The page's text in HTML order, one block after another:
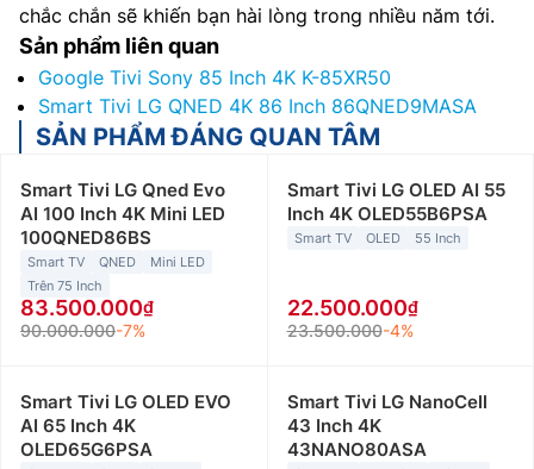
chắc chắn sẽ khiến bạn hài lòng trong nhiều năm tới.
Sản phẩm liên quan
Google Tivi Sony 85 Inch 4K K-85XR50
Smart Tivi LG QNED 4K 86 Inch 86QNED9MASA
SẢN PHẨM ĐÁNG QUAN TÂM
Smart Tivi LG Qned Evo
AI 100 Inch 4K Mini LED
100QNED86BS
Smart TV QNED
Mini LED
Trên 75 Inch
83.500.000
90.000.000-7%
Smart Tivi LG OLED AI 55
Inch 4K OLED55B6PSA
Smart TV OLED 55 Inch
22.500.000
23.500.000-4%
Smart Tivi LG OLED EVO
AI 65 Inch 4K
OLED65G6PSA
Smart Tivi LG NanoCell
43 Inch 4K
43NANO80ASA